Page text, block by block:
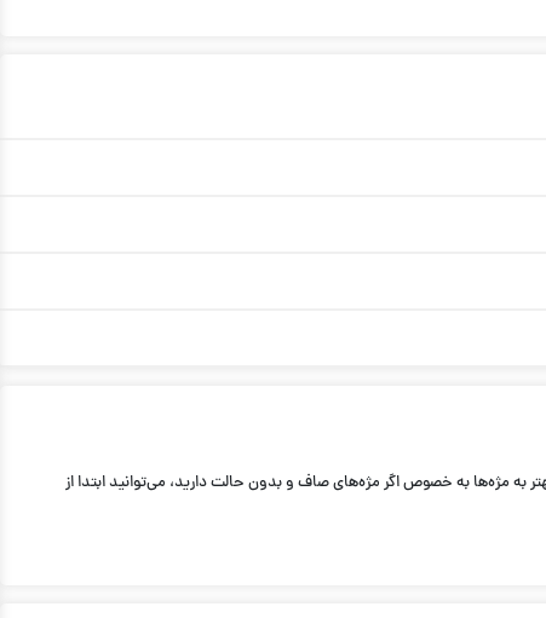
به مژه‌ها به خصوص اگر مژه‌های صاف و بدون حالت دارید، می‌توانید ابتدا از